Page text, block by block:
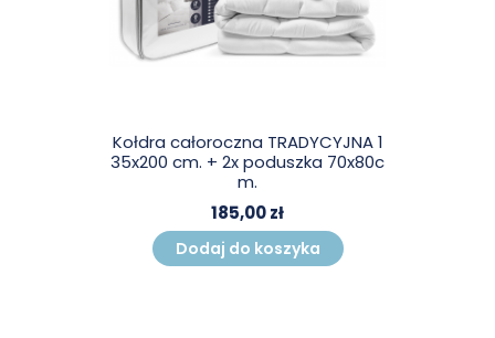
Kołdra całoroczna TRADYCYJNA 1
35x200 cm. + 2x poduszka 70x80c
m.
185,00 zł
Dodaj do koszyka